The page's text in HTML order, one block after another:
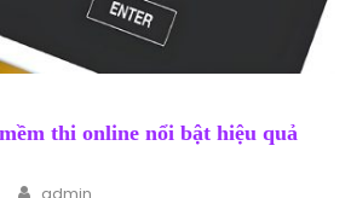
thi online nổi bật hiệu quả
Author